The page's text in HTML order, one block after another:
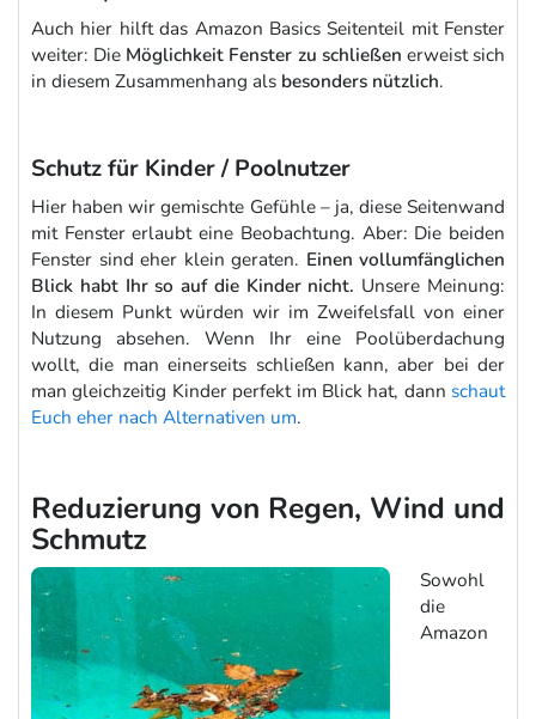
Auch hier hilft das Amazon Basics Seitenteil mit Fenster
weiter: Die Möglichkeit Fenster zu schließen erweist sich
in diesem Zusammenhang als besonders nützlich.
Schutz für Kinder / Poolnutzer
Hier haben wir gemischte Gefühle – ja, diese Seitenwand
mit Fenster erlaubt eine Beobachtung. Aber: Die beiden
Fenster sind eher klein geraten. Einen vollumfänglichen
Blick habt Ihr so auf die Kinder nicht. Unsere Meinung:
In diesem Punkt würden wir im Zweifelsfall von einer
Nutzung absehen. Wenn Ihr eine Poolüberdachung
wollt, die man einerseits schließen kann, aber bei der
man gleichzeitig Kinder perfekt im Blick hat, dann schaut
Euch eher nach Alternativen um.
Reduzierung von Regen, Wind und
Schmutz
Sowohl
die
Amazon